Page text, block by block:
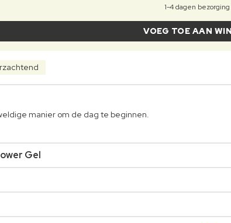
1-4 dagen
VOEG TOE AAN
manier om de dag te beginnen.
Gel